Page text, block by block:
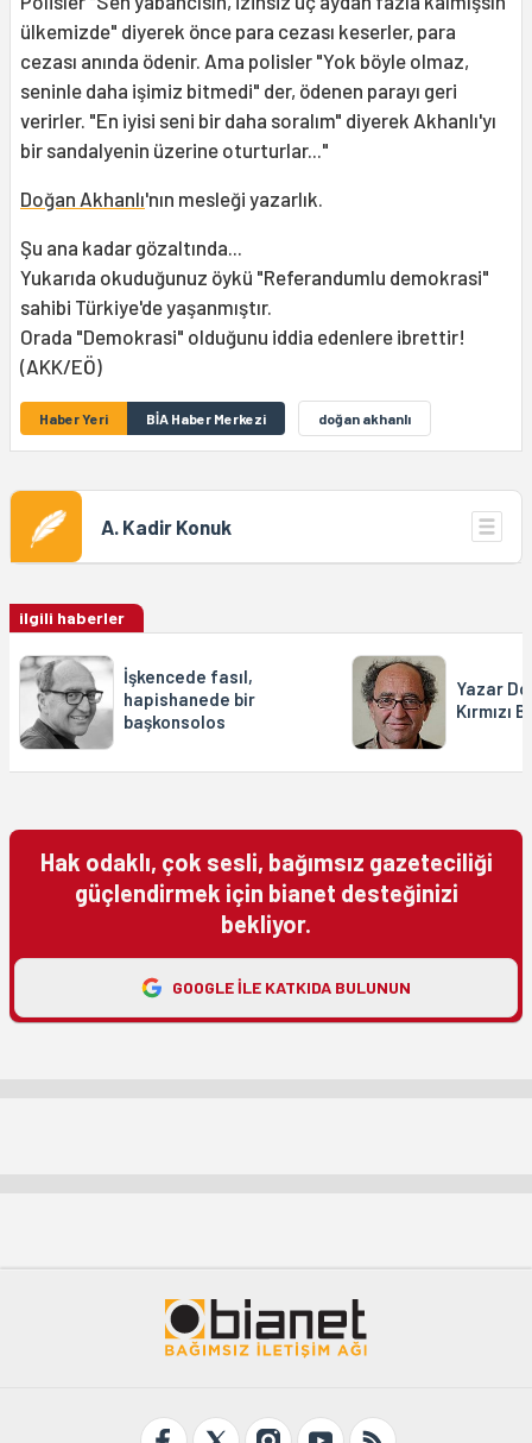
ülkemizde" diyerek önce para cezası keserler, para
cezası anında ödenir. Ama polisler "Yok böyle olmaz,
seninle daha işimiz bitmedi" der, ödenen parayı geri
verirler. "En iyisi seni bir daha soralım" diyerek Akhanlı'yı
bir sandalyenin üzerine oturturlar..."
Doğan Akhanlı'nın mesleği yazarlık.
Şu ana kadar gözaltında...
Yukarıda okuduğunuz öykü "Referandumlu demokrasi"
sahibi Türkiye'de yaşanmıştır.
Orada "Demokrasi" olduğunu iddia edenlere ibrettir!
(AKK/EÖ)
Haber Yeri BİA Haber Merkezi doğan akhanlı
A. Kadir Konuk
ilgili haberler
İşkencede fasıl,
hapishanede bir
başkonsolos
Yazar
Kırmızı
Hak odaklı, çok sesli, bağımsız gazeteciliği
güçlendirmek için bianet desteğinizi
bekliyor.
GOOGLE ILE KATKIDA BULUNUN